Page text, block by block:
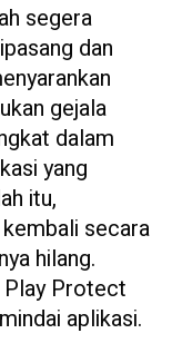
segera
dan
gejala
dalam
yang
itu,
secara
hilang.
Play Protect
aplikasi.